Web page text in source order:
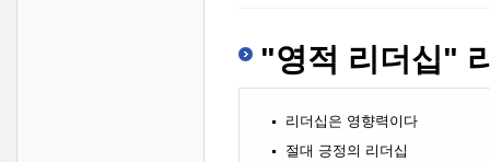
"영적 리더십"
리더십은 영향력이다
절대 긍정의 리더십